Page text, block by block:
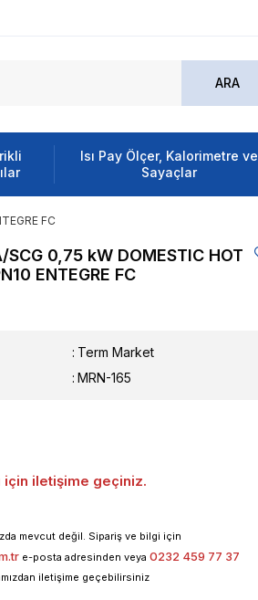
Isı Pay Ölçer, Kalorimetre ve
Sayaçlar
FC
SCG 0,75 kW DOMESTIC HOT
ENTEGRE FC
: Term Market
MRN-165
için iletişime geçiniz.
mevcut değil. Sipariş ve bilgi için
e-posta adresinden veya 0232 459 77 37
iletişime geçebilirsiniz